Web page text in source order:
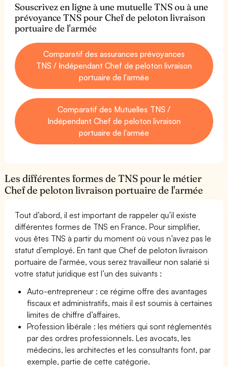
Souscrivez en ligne à une mutuelle TNS ou à une
prévoyance TNS pour Chef de peloton livraison
portuaire de l'armée
Comparatif des assurances prévoyances
TNS / Indépendant Chef de peloton livraison
portuaire de l'armée
Comparatif des Mutuelles TNS /
Indépendant Chef de peloton livraison
portuaire de l'armée
Les différentes formes de TNS pour le métier
Chef de peloton livraison portuaire de l'armée
Tout d’abord, il est important de rappeler qu’il existe
différentes formes de TNS en France. Pour simplifier,
vous êtes TNS à partir du moment où vous n’avez pas le
statut d’employé. En tant que Chef de peloton livraison
portuaire de l'armée, vous serez travailleur non salarié si
votre statut juridique est l’un des suivants :
Auto-entrepreneur : ce régime offre des avantages
fiscaux et administratifs, mais il est soumis à certaines
limites de chiffre d’affaires.
Profession libérale : les métiers qui sont réglementés
par des ordres professionnels. Les avocats, les
médecins, les architectes et les consultants font, par
exemple, partie de cette catégorie.